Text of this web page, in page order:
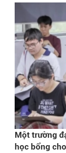
Một trường
học bổng